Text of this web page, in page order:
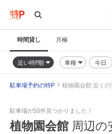
時間貸し 月極
近い特P順 車種 今日
駐車場予約の特P 植物園会館 近く
駐車場が50件見つかりました！
植物園会館 周辺の